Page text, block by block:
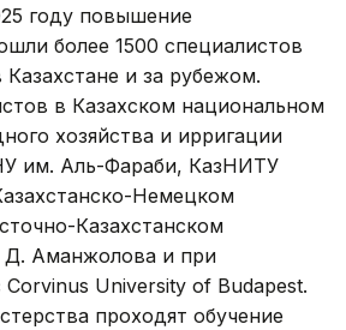
году повышение
более 1500 специалистов
и за рубежом.
в Казахском национальном
хозяйства и ирригации
им. Аль-Фараби, КазНИТУ
Немецком
Казахстанском
Д. Аманжолова и при
Corvinus University of Budapest.
проходят обучение